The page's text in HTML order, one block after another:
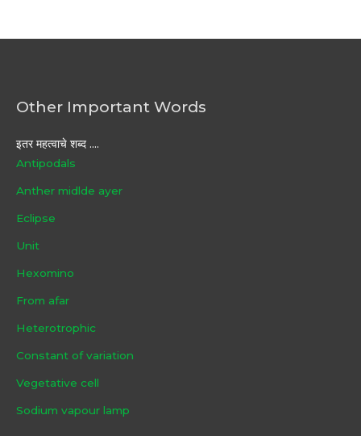
Other Important Words
इतर महत्वाचे शब्द ....
Antipodals
Anther midlde ayer
Eclipse
Unit
Hexomino
From afar
Heterotrophic
Constant of variation
Vegetative cell
Sodium vapour lamp